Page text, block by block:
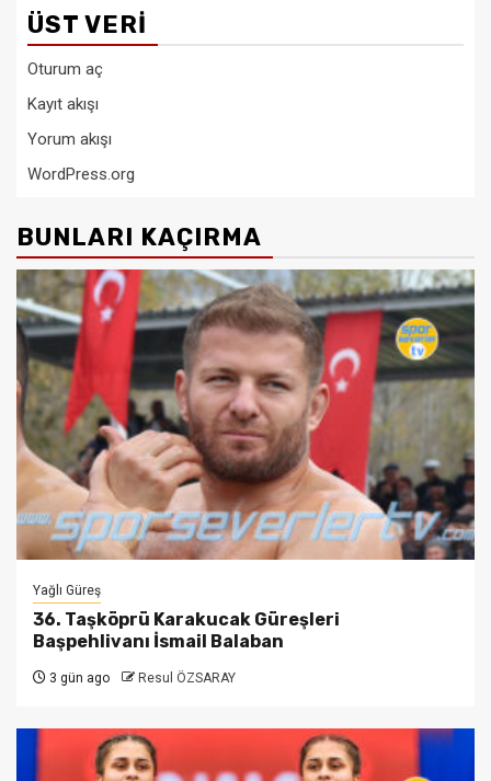
ÜST VERI
Oturum aç
Kayıt akışı
Yorum akışı
WordPress.org
BUNLARI KAÇIRMA
Yağlı Güreş
36. Taşköprü Karakucak Güreşleri
Başpehlivanı İsmail Balaban
3 gün ago Resul ÖZSARAY